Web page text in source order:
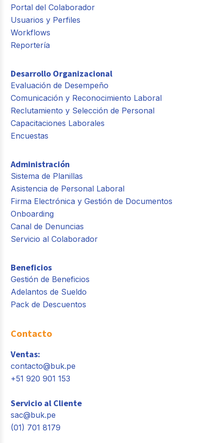
Portal del Colaborador
Usuarios y Perfiles
Workflows
Reportería
Desarrollo Organizacional
Evaluación de Desempeño
Comunicación y Reconocimiento Laboral
Reclutamiento y Selección de Personal
Capacitaciones Laborales
Encuestas
Administración
Sistema de Planillas
Asistencia de Personal Laboral
Firma Electrónica y Gestión de Documentos
Onboarding
Canal de Denuncias
Servicio al Colaborador
Beneficios
Gestión de Beneficios
Adelantos de Sueldo
Pack de Descuentos
Contacto
Ventas:
contacto@buk.pe
+51 920 901 153
Servicio al Cliente
sac@buk.pe
(01) 701 8179